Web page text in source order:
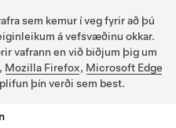
sem kemur í veg fyrir að þú
á vefsvæðinu okkar.
vafrann en við biðjum þig um
, Mozilla Firefox, Microsoft Edge
þín verði sem best.